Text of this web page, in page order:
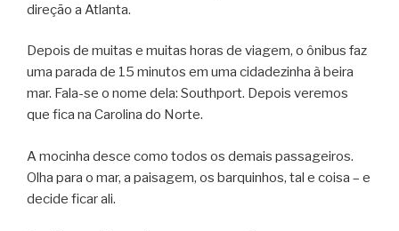
direção a Atlanta.
Depois de muitas e muitas horas de viagem, o ônibus faz
uma parada de 15 minutos em uma cidadezinha à beira
mar. Fala-se o nome dela: Southport. Depois veremos
que fica na Carolina do Norte.
A mocinha desce como todos os demais passageiros.
Olha para o mar, a paisagem, os barquinhos, tal e coisa – e
decide ficar ali.